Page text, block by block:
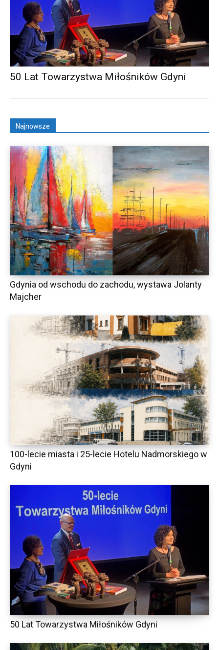
50 Lat Towarzystwa Miłośników Gdyni
Najnowsze
Gdynia od wschodu do zachodu, wystawa Jolanty
Majcher
100-lecie miasta i 25-lecie Hotelu Nadmorskiego w
Gdyni
50 Lat Towarzystwa Miłośników Gdyni